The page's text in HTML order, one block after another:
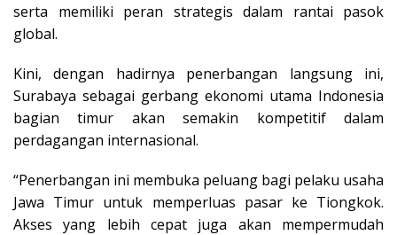
serta memiliki peran strategis dalam rantai pasok
global.
Kini, dengan hadirnya penerbangan langsung ini,
Surabaya sebagai gerbang ekonomi utama Indonesia
bagian timur akan semakin kompetitif dalam
perdagangan internasional.
“Penerbangan ini membuka peluang bagi pelaku usaha
Jawa Timur untuk memperluas pasar ke Tiongkok.
Akses yang lebih cepat juga akan mempermudah